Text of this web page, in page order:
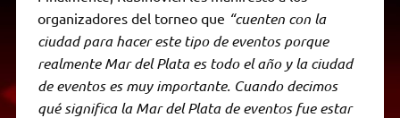
organizadores del torneo que “cuenten con la
ciudad para hacer este tipo de eventos porque
realmente Mar del Plata es todo el año y la ciudad
de eventos es muy importante. Cuando decimos
qué significa la Mar del Plata de eventos fue estar